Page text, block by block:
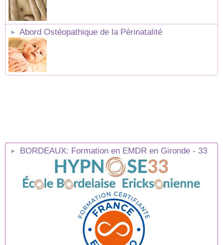
Abord Ostéopathique de la Périnatalité
BORDEAUX: Formation en EMDR en Gironde - 33